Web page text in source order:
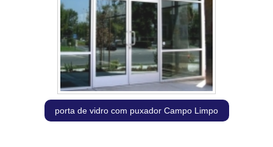
porta de vidro com puxador Campo Limpo